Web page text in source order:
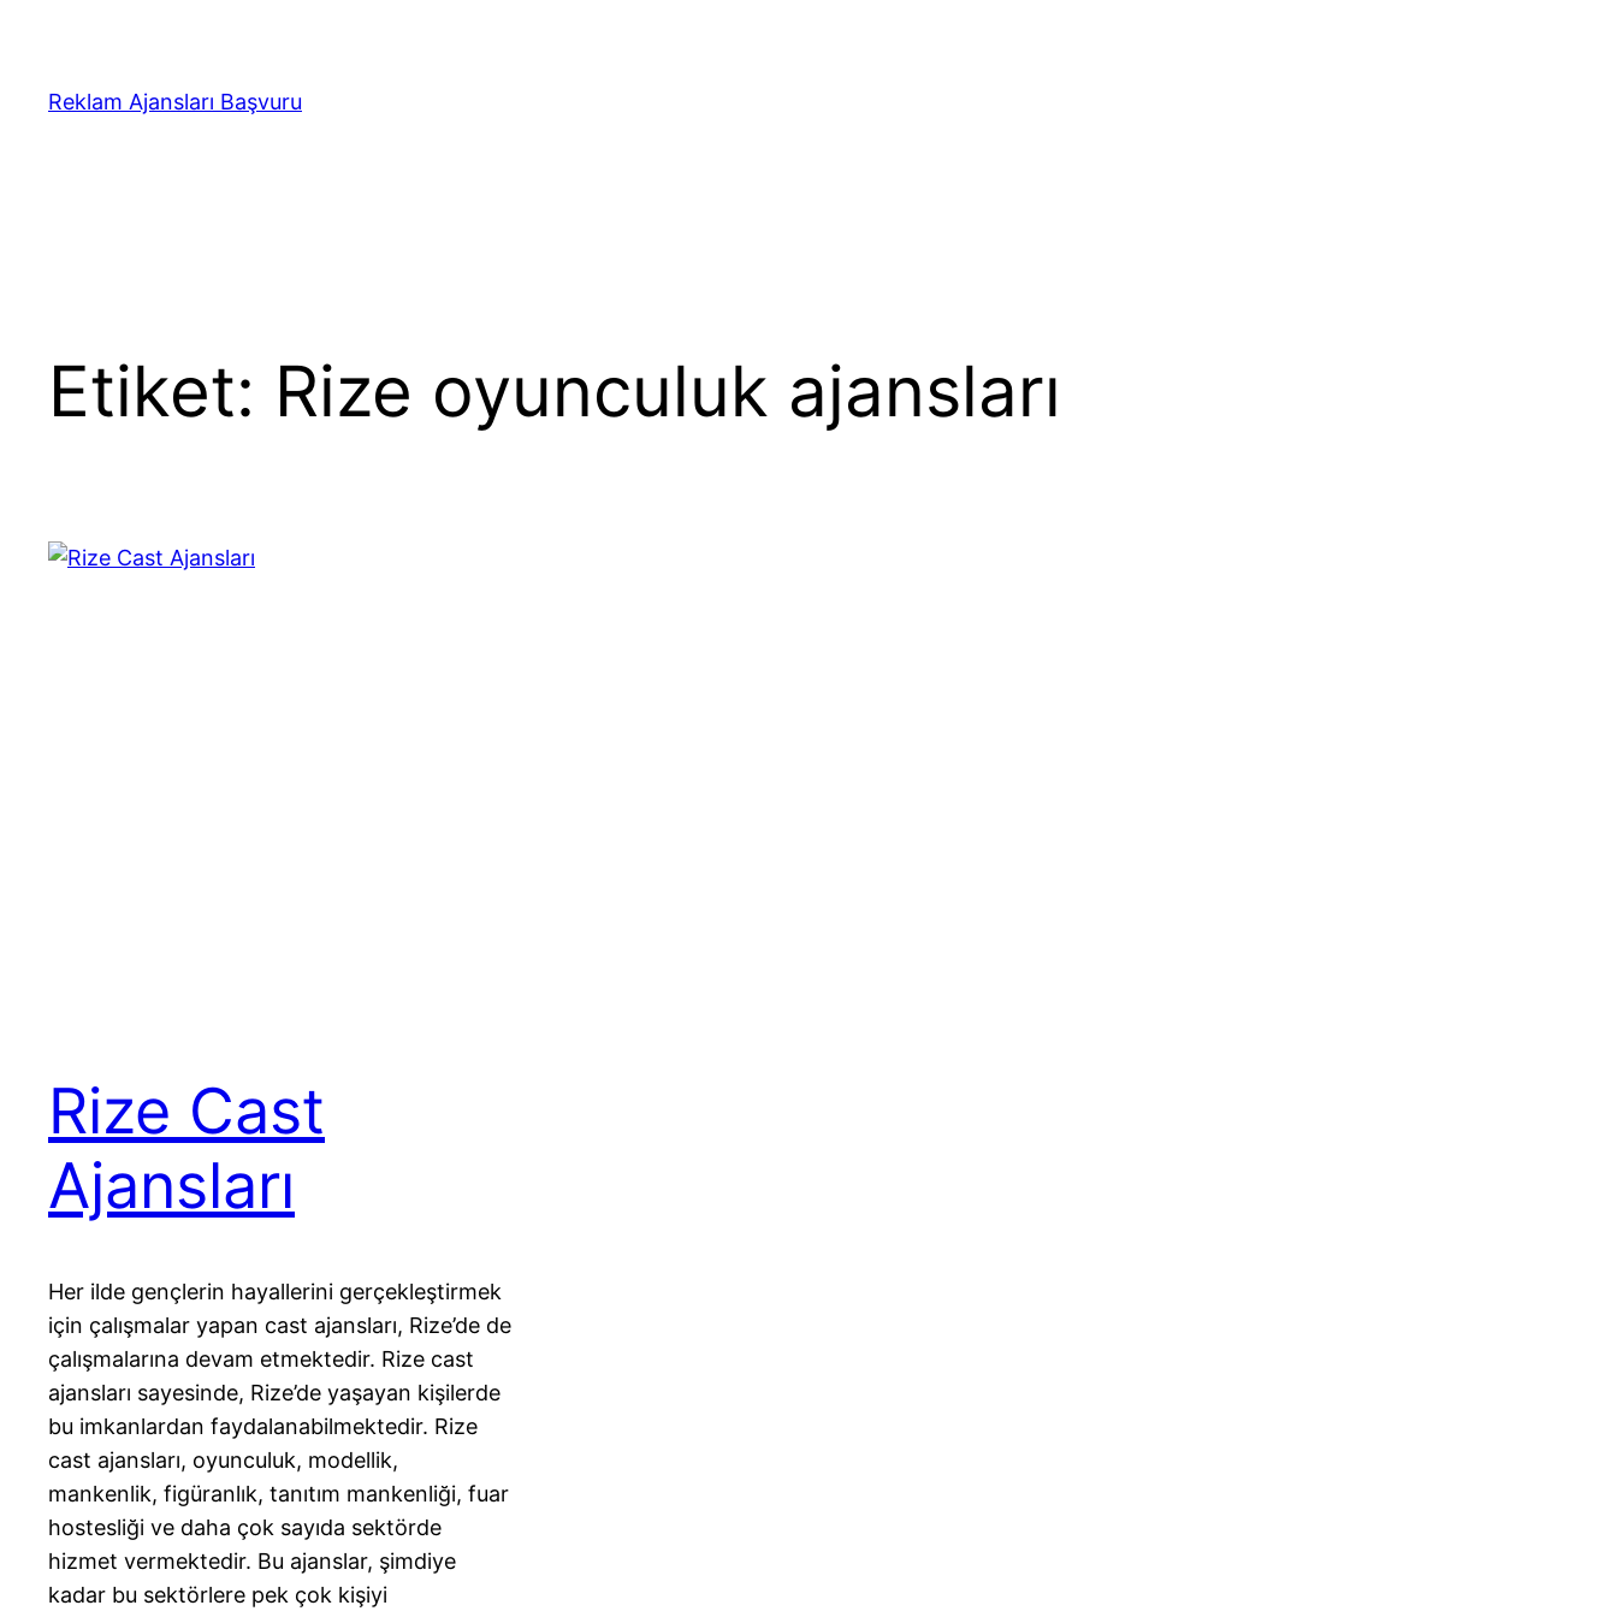
Reklam Ajansları Başvuru
Etiket: Rize oyunculuk ajansları
Rize Cast
Ajansları
Her ilde gençlerin hayallerini gerçekleştirmek
için çalışmalar yapan cast ajansları, Rize’de de
çalışmalarına devam etmektedir. Rize cast
ajansları sayesinde, Rize’de yaşayan kişilerde
bu imkanlardan faydalanabilmektedir. Rize
cast ajansları, oyunculuk, modellik,
mankenlik, figüranlık, tanıtım mankenliği, fuar
hostesliği ve daha çok sayıda sektörde
hizmet vermektedir. Bu ajanslar, şimdiye
kadar bu sektörlere pek çok kişiyi